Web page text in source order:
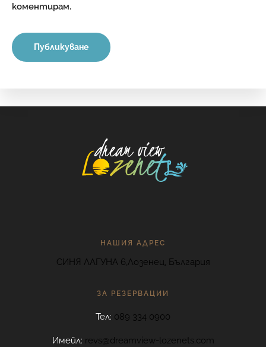
коментирам.
НАШИЯ АДРЕС
СИНЯ ЛАГУНА 6,Лозенец, България
ЗА РЕЗЕРВАЦИИ
Тел: 089 334 0900
Имейл: revs@dreamview-lozenets.com